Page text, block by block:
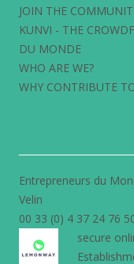
JOIN THE
KUNVI - THE
DU MONDE
WHO ARE WE?
WHY CONTRIBUTE
Entrepreneurs du
Velin
00 33 (0) 4 37 24 76
secure